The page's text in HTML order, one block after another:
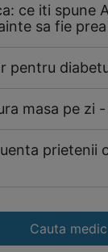
ce iti spune
sa fie
pentru
masa pe zi
prietenii
Cauta medic